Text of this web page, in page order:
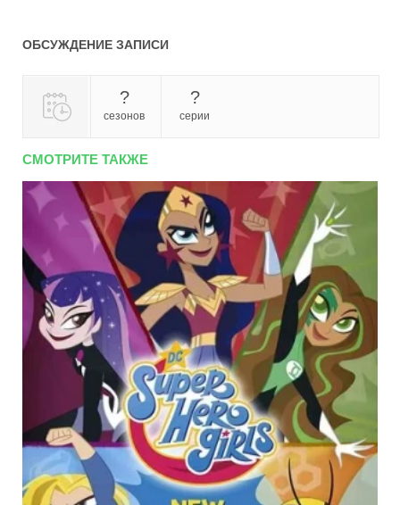
ОБСУЖДЕНИЕ ЗАПИСИ
?
сезонов
?
серии
СМОТРИТЕ ТАКЖЕ